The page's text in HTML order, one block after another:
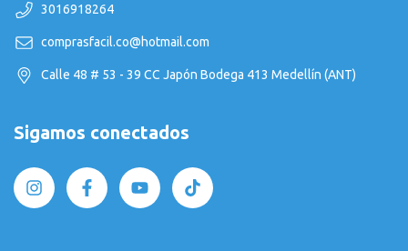
3016918264
comprasfacil.co@hotmail.com
Calle 48 # 53 - 39 CC Japón Bodega 413 Medellín (ANT)
Sigamos conectados